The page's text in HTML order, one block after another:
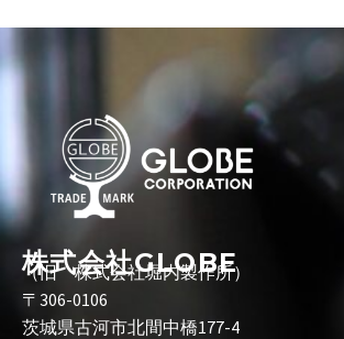
株式会社GLOBE
（旧 株式会社堀内製作所）
〒306-0106
茨城県古河市北間中橋177-4